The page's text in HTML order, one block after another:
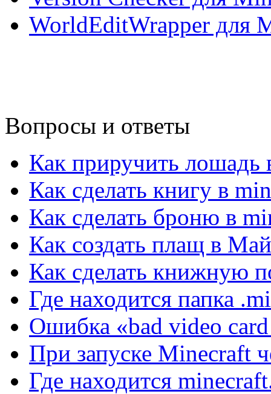
WorldEditWrapper для
Вопросы и ответы
Как приручить лошадь
Как сделать книгу в
Как сделать броню в
Как создать плащ в
Как сделать книжную
Где находится папка
Ошибка «bad video
При запуске Minecraft
Где находится